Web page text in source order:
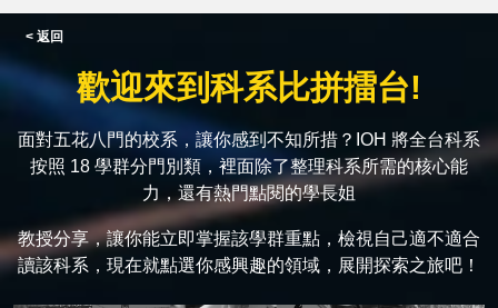
< 返回
歡迎來到科系比拼擂台!
面對五花八門的校系，讓你感到不知所措？IOH 將全台科系
按照 18 學群分門別類，裡面除了整理科系所需的核心能
力，還有熱門點閱的學長姐
教授分享，讓你能立即掌握該學群重點，檢視自己適不適合
讀該科系，現在就點選你感興趣的領域，展開探索之旅吧！